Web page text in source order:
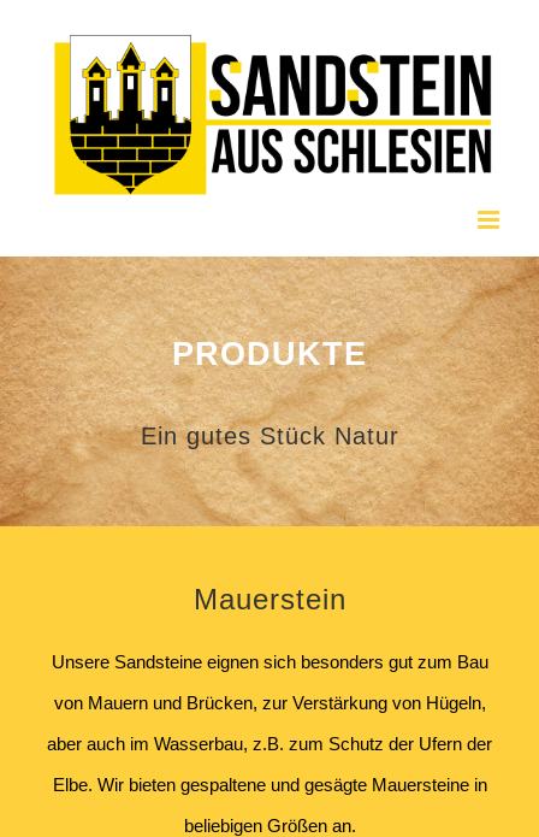
PRODUKTE
Ein gutes Stück Natur
Mauerstein
Unsere Sandsteine eignen sich besonders gut zum Bau
von Mauern und Brücken, zur Verstärkung von Hügeln,
aber auch im Wasserbau, z.B. zum Schutz der Ufern der
Elbe. Wir bieten gespaltene und gesägte Mauersteine in
beliebigen Größen an.